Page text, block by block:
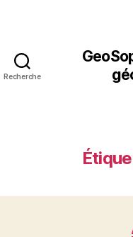
Recherche